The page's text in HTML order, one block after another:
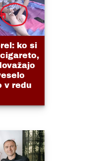
ko si
v redu